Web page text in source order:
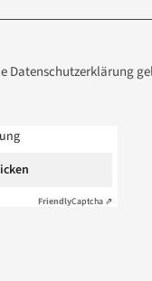
Datenschutzerklärung
FriendlyCaptcha ⇗